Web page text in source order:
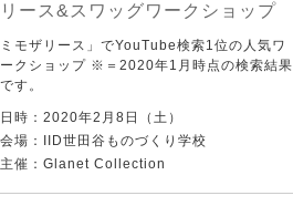
リース&スワッグワークショップ
ミモザリース」でYouTube検索1位の人気ワ
ークショップ ※＝2020年1月時点の検索結果
です。
日時：2020年2月8日（土）
会場：IID世田谷ものづくり学校
主催：Glanet Collection